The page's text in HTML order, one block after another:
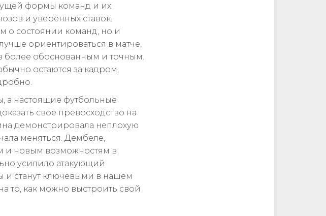
формы команд и их
и уверенных ставок.
о состоянии команд, но и
ориентироваться в матче,
более обоснованным и точным.
остаются за кадром,
а настоящие футбольные
свое превосходство на
демонстрировала неплохую
меняться. Дембеле,
и новым возможностям в
усилило атакующий
и станут ключевыми в нашем
то, как можно выстроить свой